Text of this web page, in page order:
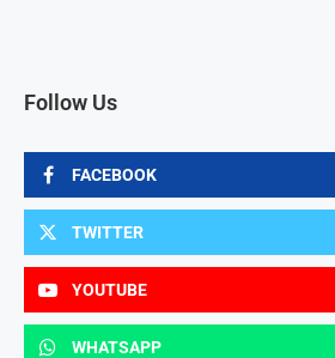
Follow Us
FACEBOOK
TWITTER
YOUTUBE
WHATSAPP